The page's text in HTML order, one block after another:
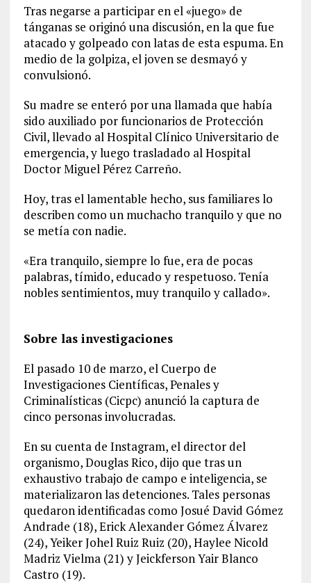
Tras negarse a participar en el «juego» de
tánganas se originó una discusión, en la que fue
atacado y golpeado con latas de esta espuma. En
medio de la golpiza, el joven se desmayó y
convulsionó.
Su madre se enteró por una llamada que había
sido auxiliado por funcionarios de Protección
Civil, llevado al Hospital Clínico Universitario de
emergencia, y luego trasladado al Hospital
Doctor Miguel Pérez Carreño.
Hoy, tras el lamentable hecho, sus familiares lo
describen como un muchacho tranquilo y que no
se metía con nadie.
«Era tranquilo, siempre lo fue, era de pocas
palabras, tímido, educado y respetuoso. Tenía
nobles sentimientos, muy tranquilo y callado».
Sobre las investigaciones
El pasado 10 de marzo, el Cuerpo de
Investigaciones Científicas, Penales y
Criminalísticas (Cicpc) anunció la captura de
cinco personas involucradas.
En su cuenta de Instagram, el director del
organismo, Douglas Rico, dijo que tras un
exhaustivo trabajo de campo e inteligencia, se
materializaron las detenciones. Tales personas
quedaron identificadas como Josué David Gómez
Andrade (18), Erick Alexander Gómez Álvarez
(24), Yeiker Johel Ruiz Ruiz (20), Haylee Nicold
Madriz Vielma (21) y Jeickferson Yair Blanco
Castro (19).